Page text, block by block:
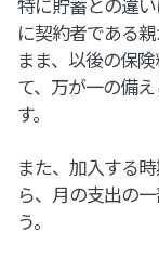
に契約者である
まま、以後の保
て、万が一の備
す。
また、加入する
ら、月の支出の
う。